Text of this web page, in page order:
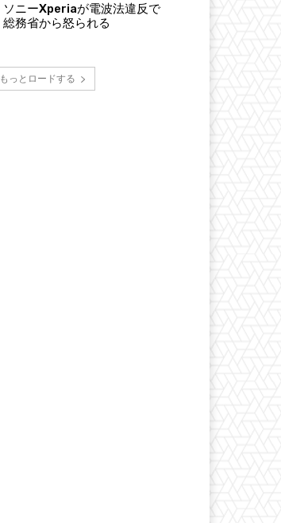
ソニーXperiaが電波法違反で
総務省から怒られる
もっとロードする